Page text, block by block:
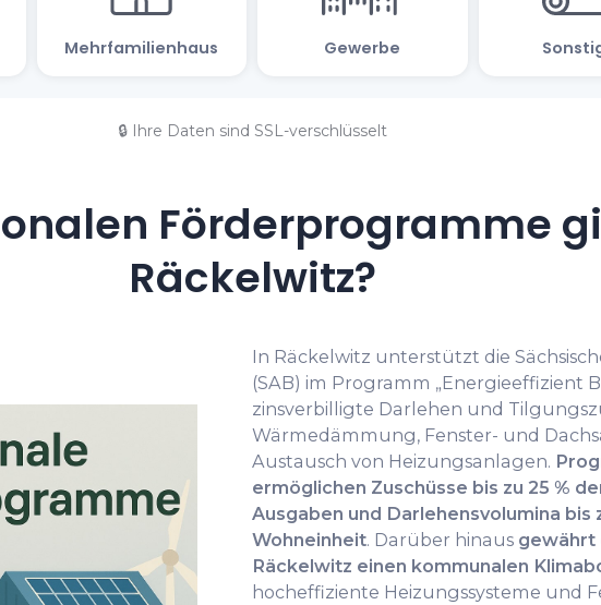
🔒 Ihre Daten sind SSL-verschlüsselt
Förderprogramme
Räckelwitz?
In Räckelwitz unterstützt die
(SAB) im Programm „Energieeffizient
zinsverbilligte Darlehen und
Wärmedämmung, Fenster- und
Austausch von Heizungsanlagen.
ermöglichen Zuschüsse bis zu 25 %
Ausgaben und Darlehensvolumina bis
Wohneinheit. Darüber hinaus gewährt
Räckelwitz einen kommunalen
hocheffiziente Heizungssysteme und